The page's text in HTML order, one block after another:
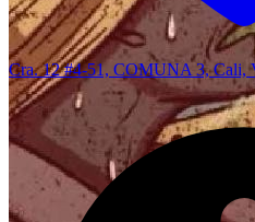
Cra. 12 #4-51, COMUNA 3, Cali,